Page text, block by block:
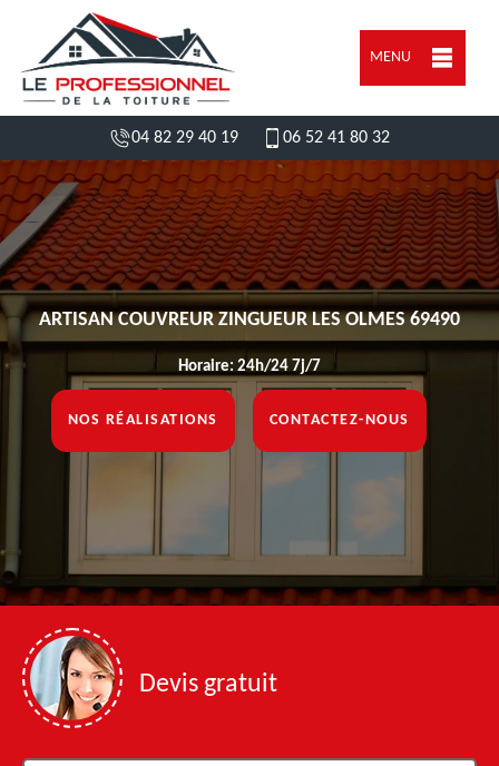
MENU
04 82 29 40 19 06 52 41 80 32
ARTISAN COUVREUR ZINGUEUR LES OLMES 69490
Horaire: 24h/24 7j/7
NOS RÉALISATIONS CONTACTEZ-NOUS
Devis gratuit